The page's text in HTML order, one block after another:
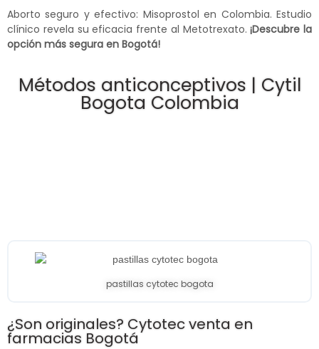
Aborto seguro y efectivo: Misoprostol en Colombia. Estudio
clínico revela su eficacia frente al Metotrexato.¡Descubre la
opción más segura en Bogotá!
Métodos anticonceptivos | Cytil
Bogota Colombia
pastillas cytotec bogota
¿Son originales? Cytotec venta en
farmacias Bogotá